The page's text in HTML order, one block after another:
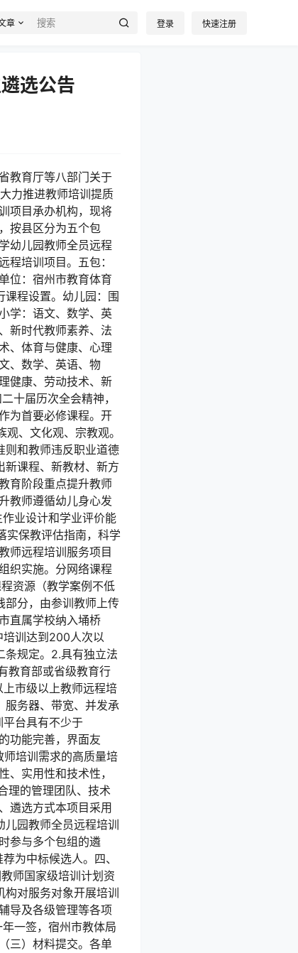
章 登录 快速注册
选公告
教育厅等八部门关于
力推进教师培训提质
项目承办机构，现将
按县区分为五个包
幼儿园教师全员远程
培训项目。五包：
位：宿州市教育体育
课程设置。幼儿园：围
学：语文、数学、英
新时代教师素养、法
、体育与健康、心理
、数学、英语、物
健康、劳动技术、新
十届历次全会精神，
为首要必修课程。开
、文化观、宗教观。
则和教师违反职业道德
课程、新教材、新方
育阶段重点提升教师
教师遵循幼儿身心发
业设计和学业评价能
实保教评估指南，科学
师远程培训服务项目
织实施。分网络课程
资源（教学案例不低
部分，由参训教师上传
直属学校纳入埇桥
培训达到200人次以
条规定。2.具有独立法
教育部或省级教育行
市级以上教师远程培
服务器、带宽、并发承
台具有不少于
功能完善，界面友
培训需求的高质量培
实用性和技术性，
理的管理团队、技术
遴选方式本项目采用
园教师全员远程培训
参与多个包组的遴
为中标候选人。四、
师国家级培训计划资
对服务对象开展培训
导及各级管理等各项
一签，宿州市教体局
三）材料提交。各单